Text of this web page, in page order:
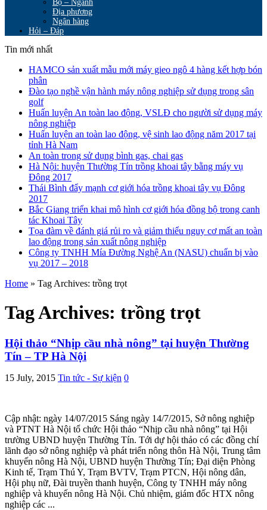
Bộ – Ngành
Địa phương
Ngân hàng
Hỏi – Đáp
Tin mới nhất
HAMCO sản xuất mẫu mới máy gieo ngô 4 hàng kết hợp bón
phân
Đào tạo nghề vận hành máy nông nghiệp sử dụng trong sân
golf
Huấn luyện An toàn lao động, VSLĐ cho người sử dụng máy
nông nghiệp
Huấn luyện an toàn lao động, vệ sinh lao động năm 2017 tại
tỉnh Hà Nam
An toàn trong sử dụng bình gas, chai gas
Hà Nội: huyện Thường Tín trồng khoai tây bằng máy vụ
Đông 2017
Thái Bình đẩy mạnh cơ giới hóa trồng khoai tây vụ Đông
2017
Bắc Giang triển khai mô hình cơ giới hóa đồng bộ trong canh
tác Khoai Tây
Tọa đàm về đánh giá rủi ro và giảm thiểu nguy cơ mất an toàn
lao động trong sản xuất nông nghiệp
Công ty TNHH Mía Đường Nghệ An (NASU) chuẩn bị vào
vụ 2017 – 2018
Home » Tag Archives: trồng trọt
Tag Archives: trồng trọt
Hội thảo “Nhịp cầu nhà nông” tại huyện Thường
Tín – TP Hà Nội
15 July, 2015 Tin tức - Sự kiện 0
Cập nhật: ngày 14/07/2015 Sáng ngày 14/7/2015, Sở nông nghiệp
và PTNT Hà Nội tổ chức Hội thảo “Nhịp cầu nhà nông” tại Hội
trường UBND huyện Thường Tín. Tới dự hội thảo có các đồng chí
lãnh đạo sở nông nghiệp và phát triển nông thôn Hà Nội, Trung tâm
khuyến nông Hà Nội, UBND huyện Thường Tín; Đại diện Phòng
Kinh tế, Trạm Thú Y, Trạm BVTV, Trạm PTCN, Hội nông dân,
Hội phụ nữ, Đài truyền thanh huyện, Công ty TNHH máy nông
nghiệp và khuyến nông Hà Nội. Chủ nhiệm, giám đốc HTX nông
nghiệp các ...